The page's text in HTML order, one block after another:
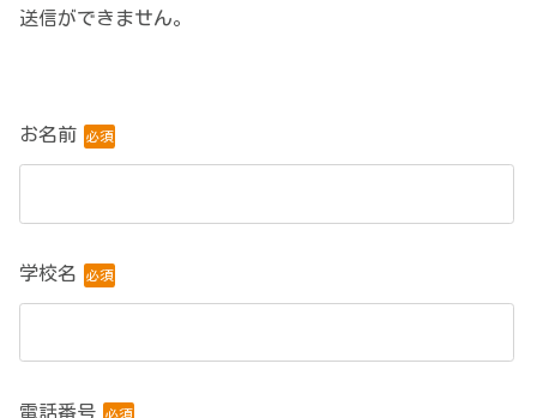
上記利用目的で、会計事務所等に利用目的の業務を実施するために
お預かりした個人情報への不正アクセス、紛失、改ざん及び漏えい
個人情報を与えることは任意です。 ただし、与えなかった場合
送信ができません。
お名前 必須
学校名 必須
電話番号 必須